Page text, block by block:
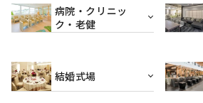
病院・クリニッ
ク・老健
結婚式場